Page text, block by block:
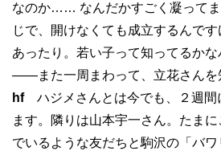
なのか…… なんだかすごく凝ってま
じで、開けなくても成立するんで
あったり。若い子って知ってるかな
——また一周まわって、立花さんを
hfハジメさんとは今でも、２週間
ます。隣りは山本宇一さん。たま
でいるような友だちと駒沢の「バ